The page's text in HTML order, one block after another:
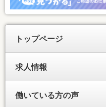
トップページ
求人情報
働いている方の声